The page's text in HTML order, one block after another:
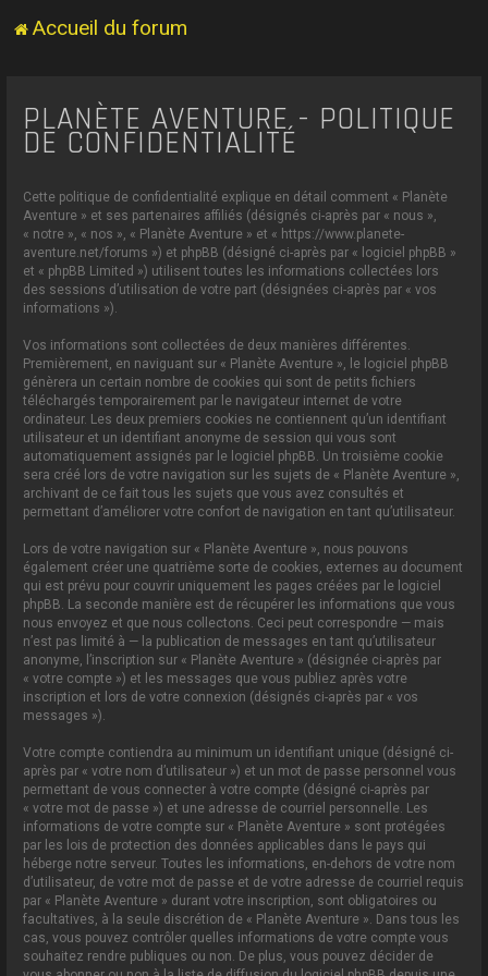
Accueil du forum
PLANÈTE AVENTURE - POLITIQUE
DE CONFIDENTIALITÉ
Cette politique de confidentialité explique en détail comment « Planète
Aventure » et ses partenaires affiliés (désignés ci-après par « nous »,
« notre », « nos », « Planète Aventure » et « https://www.planete-
aventure.net/forums ») et phpBB (désigné ci-après par « logiciel phpBB »
et « phpBB Limited ») utilisent toutes les informations collectées lors
des sessions d’utilisation de votre part (désignées ci-après par « vos
informations »).
Vos informations sont collectées de deux manières différentes.
Premièrement, en naviguant sur « Planète Aventure », le logiciel phpBB
génèrera un certain nombre de cookies qui sont de petits fichiers
téléchargés temporairement par le navigateur internet de votre
ordinateur. Les deux premiers cookies ne contiennent qu’un identifiant
utilisateur et un identifiant anonyme de session qui vous sont
automatiquement assignés par le logiciel phpBB. Un troisième cookie
sera créé lors de votre navigation sur les sujets de « Planète Aventure »,
archivant de ce fait tous les sujets que vous avez consultés et
permettant d’améliorer votre confort de navigation en tant qu’utilisateur.
Lors de votre navigation sur « Planète Aventure », nous pouvons
également créer une quatrième sorte de cookies, externes au document
qui est prévu pour couvrir uniquement les pages créées par le logiciel
phpBB. La seconde manière est de récupérer les informations que vous
nous envoyez et que nous collectons. Ceci peut correspondre — mais
n’est pas limité à — la publication de messages en tant qu’utilisateur
anonyme, l’inscription sur « Planète Aventure » (désignée ci-après par
« votre compte ») et les messages que vous publiez après votre
inscription et lors de votre connexion (désignés ci-après par « vos
messages »).
Votre compte contiendra au minimum un identifiant unique (désigné ci-
après par « votre nom d’utilisateur ») et un mot de passe personnel vous
permettant de vous connecter à votre compte (désigné ci-après par
« votre mot de passe ») et une adresse de courriel personnelle. Les
informations de votre compte sur « Planète Aventure » sont protégées
par les lois de protection des données applicables dans le pays qui
héberge notre serveur. Toutes les informations, en-dehors de votre nom
d’utilisateur, de votre mot de passe et de votre adresse de courriel requis
par « Planète Aventure » durant votre inscription, sont obligatoires ou
facultatives, à la seule discrétion de « Planète Aventure ». Dans tous les
cas, vous pouvez contrôler quelles informations de votre compte vous
souhaitez rendre publiques ou non. De plus, vous pouvez décider de